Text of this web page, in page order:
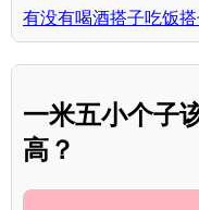
有没有喝酒搭子吃饭搭
一米五小个子
高？